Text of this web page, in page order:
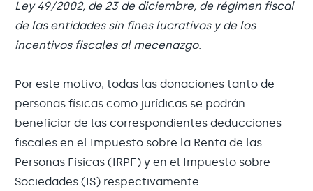
Ley 49/2002, de 23 de diciembre, de régimen fiscal
de las entidades sin fines lucrativos y de los
incentivos fiscales al mecenazgo.
Por este motivo, todas las donaciones tanto de
personas físicas como jurídicas se podrán
beneficiar de las correspondientes deducciones
fiscales en el Impuesto sobre la Renta de las
Personas Físicas (IRPF) y en el Impuesto sobre
Sociedades (IS) respectivamente.